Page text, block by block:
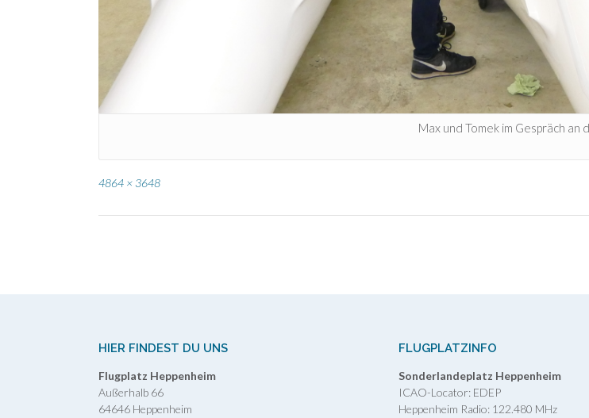
Max und Tomek im Gespräch an
Full
4864 × 3648
HIER FINDEST DU UNS
Flugplatz Heppenheim
Außerhalb 66
64646 Heppenheim
FLUGPLATZINFO
Sonderlandeplatz Heppenheim
ICAO-Locator: EDEP
Heppenheim Radio: 122.480 MHz